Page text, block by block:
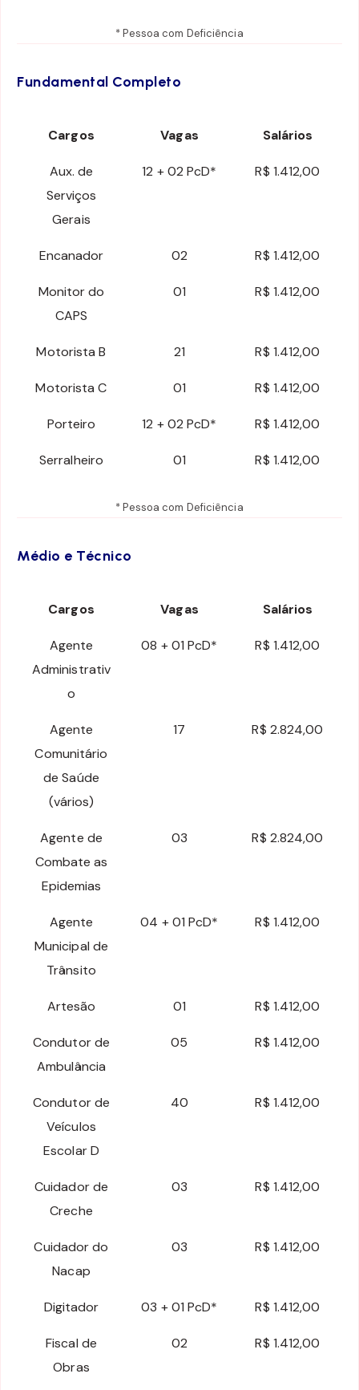
* Pessoa com Deficiência
Fundamental Completo
Cargos Vagas Salários
Aux. de
Serviços
Gerais
12 + 02 PcD* R$ 1.412,00
Encanador 02 R$ 1.412,00
Monitor do
CAPS
01 R$ 1.412,00
Motorista B 21 R$ 1.412,00
Motorista C 01 R$ 1.412,00
Porteiro 12 + 02 PcD* R$ 1.412,00
Serralheiro 01 R$ 1.412,00
* Pessoa com Deficiência
Médio e Técnico
Cargos Vagas Salários
Agente
Administrativ
o
08 + 01 PcD* R$ 1.412,00
Agente
Comunitário
de Saúde
(vários)
17 R$ 2.824,00
Agente de
Combate as
Epidemias
03 R$ 2.824,00
Agente
Municipal de
Trânsito
04 + 01 PcD* R$ 1.412,00
Artesão 01 R$ 1.412,00
Condutor de
Ambulância
05 R$ 1.412,00
Condutor de
Veículos
Escolar D
40 R$ 1.412,00
Cuidador de
Creche
03 R$ 1.412,00
Cuidador do
Nacap
03 R$ 1.412,00
Digitador 03 + 01 PcD* R$ 1.412,00
Fiscal de
Obras
02 R$ 1.412,00